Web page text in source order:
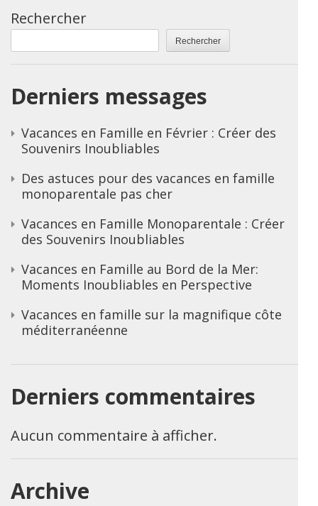
Rechercher
Rechercher
Derniers messages
Vacances en Famille en Février : Créer des
Souvenirs Inoubliables
Des astuces pour des vacances en famille
monoparentale pas cher
Vacances en Famille Monoparentale : Créer
des Souvenirs Inoubliables
Vacances en Famille au Bord de la Mer:
Moments Inoubliables en Perspective
Vacances en famille sur la magnifique côte
méditerranéenne
Derniers commentaires
Aucun commentaire à afficher.
Archive